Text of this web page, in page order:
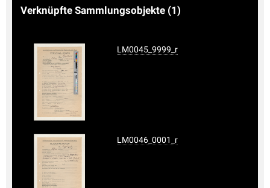
Verknüpfte Sammlungsobjekte (1)
LM0045_9999_r
LM0046_0001_r